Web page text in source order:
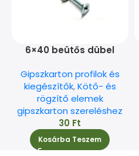
6×40 beütős dübel
Gipszkarton profilok és
kiegészítők,Kötő- és
rögzítő elemek
gipszkarton szereléshez
30 Ft
Kosárba Teszem